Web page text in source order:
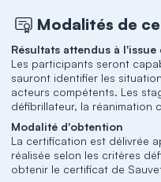
Modalités de
Résultats attendus à
Les participants seront
sauront identifier les
acteurs compétents. Les
défibrillateur, la réanimation
Modalité d'obtention
La certification est délivrée
réalisée selon les critères
obtenir le certificat de